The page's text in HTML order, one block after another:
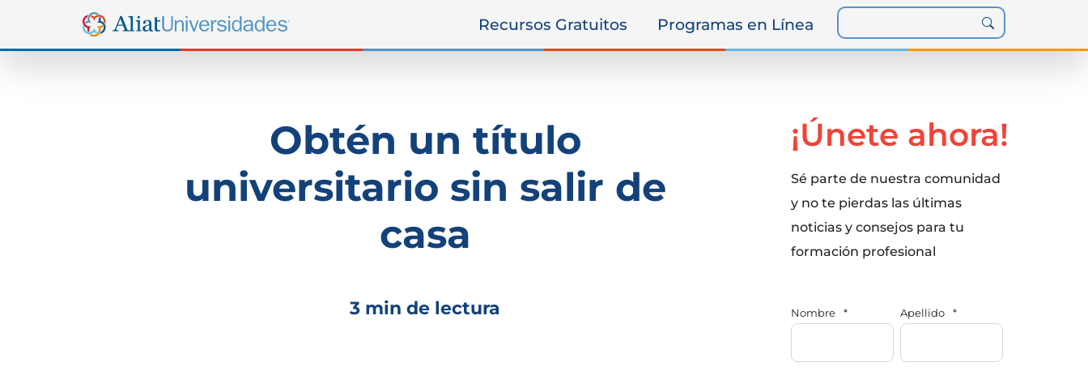
Recursos Gratuitos Programas en Línea
Obtén un título
universitario sin salir de
casa
3 min de lectura
¡Únete ahora!
Sé parte de nuestra comunidad
y no te pierdas las últimas
noticias y consejos para tu
formación profesional
Nombre * Apellido *